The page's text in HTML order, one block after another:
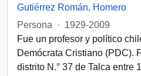
Gutiérrez Román, Homero
Persona
· 1929-2009
Fue un profesor y político
Demócrata Cristiano (PDC).
distrito N.° 37 de Talca entre